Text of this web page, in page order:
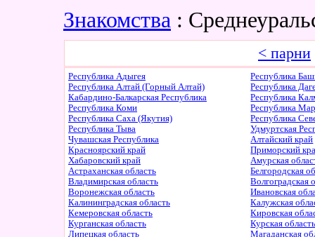
Знакомства :
< парни
Республика Адыгея
Республика
Республика Алтай (Горный Алтай)
Республика
Кабардино-Балкарская Республика
Республика
Республика Коми
Республика
Республика Саха (Якутия)
Республика
Республика Тыва
Удмуртская
Чувашская Республика
Алтайский край
Красноярский край
Приморский
Хабаровский край
Амурская
Астраханская область
Белгородская
Владимирская область
Волгоградская
Воронежская область
Ивановская
Калининградская область
Калужская
Кемеровская область
Кировская
Курганская область
Курская
Липецкая область
Магаданская